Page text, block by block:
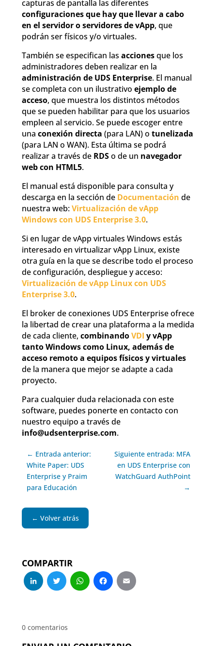
capturas de pantalla las diferentes
configuraciones que hay que llevar a cabo
en el servidor o servidores de vApp, que
podrán ser físicos y/o virtuales.
También se especifican las accionesque los
administradores deben realizar en la
administración de UDS Enterprise. El manual
se completa con un ilustrativo ejemplo de
acceso, que muestra los distintos métodos
que se pueden habilitar para que los usuarios
empleen al servicio. Se puede escoger entre
una conexión directa (para LAN) o tunelizada
(para LAN o WAN). Esta última se podrá
realizar a través de RDSo de un navegador
web con HTML5.
El manual está disponible para consulta y
descarga en la sección de Documentación de
nuestra web:Virtualización de vApp
Windows con UDS Enterprise 3.0.
Si en lugar de vApp virtuales Windows estás
interesado en virtualizar vApp Linux, existe
otra guía en la que se describe todo el proceso
de configuración, despliegue y acceso:
Virtualización de vApp Linux con UDS
Enterprise 3.0.
El broker de conexiones UDS Enterprise ofrece
la libertad de crear una plataforma a la medida
de cada cliente, combinandoVDI y vApp
tanto Windows como Linux, además de
acceso remoto a equipos físicos y virtuales
de la manera que mejor se adapte a cada
proyecto.
Para cualquier duda relacionada con este
software, puedes ponerte en contacto con
nuestro equipo a través de
info@udsenterprise.com.
← Entrada anterior:
White Paper: UDS
Enterprise y Praim
para Educación
Siguiente entrada: MFA
en UDS Enterprise con
WatchGuard AuthPoint
→
← Volver atrás
COMPARTIR
LinkedIn
Twitter
WhatsApp
Facebook
0 comentarios